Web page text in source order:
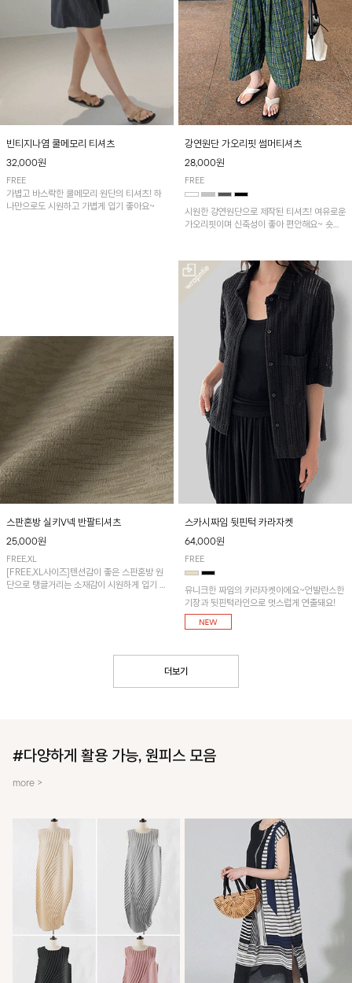
빈티지나염 쿨메모리 티셔츠
32,000원
FREE
가볍고 바스락한 쿨메모리 원단의 티셔츠! 하
나만으로도 시원하고 가볍게 입기 좋아요~
강연원단 가오리핏 썸머티셔츠
28,000원
FREE
시원한 강연원단으로 제작된 티셔츠! 여유로운
가오리핏이며 신축성이 좋아 편안해요~ 숏기
스판혼방 실키V넥 반팔티셔츠
25,000원
FREE,XL
[FREE,XL사이즈]텐션감이 좋은 스판혼방 원
단으로 탱글거리는 소재감이 시원하게 입기 좋
스카시짜임 뒷핀턱 카라자켓
64,000원
FREE
유니크한 짜임의 카라자켓이에요~언발란스한
기장과 뒷핀턱라인으로 멋스럽게 연출돼요!
더보기
#다양하게 활용 가능, 원피스 모음
more >